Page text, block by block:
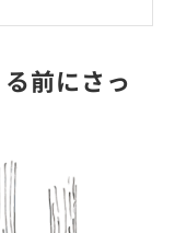
前にさっ